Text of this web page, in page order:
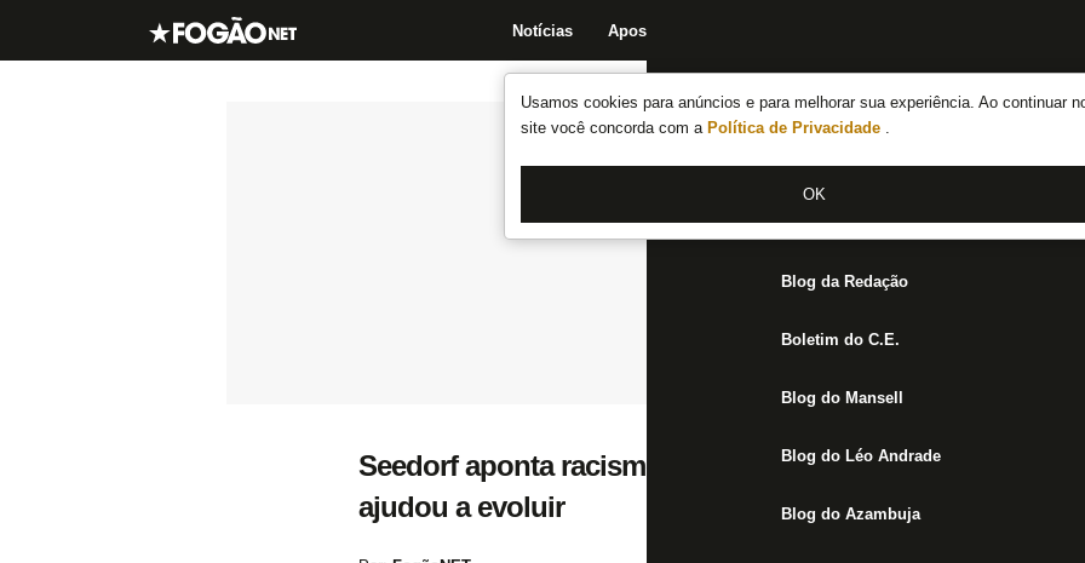
Usamos cookies para anúncios e para melhorar sua experiência. Ao continuar
site você concorda com a Política de Privacidade .
OK
Notícias Apostas
Notícias do Botafogo
Fórum
Jogos
Blog da Redação
Boletim do C.E.
Blog do Mansell
Blog do Léo Andrade
Blog do Azambuja
Seedorf aponta racismo no futebol e cita Botafogo
ajudou a evoluir